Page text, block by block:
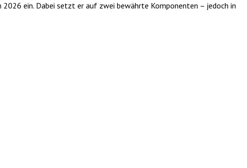
2026 ein. Dabei setzt er auf zwei bewährte Komponenten – jedoch in